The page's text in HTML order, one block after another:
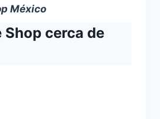
México
Shop cerca de